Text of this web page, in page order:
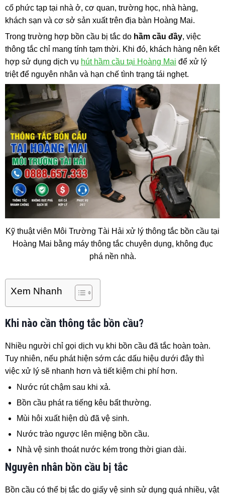
cố phức tạp tại nhà ở, cơ quan, trường học, nhà hàng,
khách sạn và cơ sở sản xuất trên địa bàn Hoàng Mai.
Trong trường hợp bồn cầu bị tắc do hầm cầu đầy, việc
thông tắc chỉ mang tính tạm thời. Khi đó, khách hàng nên kết
hợp sử dụng dịch vụ hút hầm cầu tại Hoàng Mai để xử lý
triệt để nguyên nhân và hạn chế tình trạng tái nghẹt.
Kỹ thuật viên Môi Trường Tài Hải xử lý thông tắc bồn cầu tại
Hoàng Mai bằng máy thông tắc chuyên dụng, không đục
phá nền nhà.
Xem Nhanh
Khi nào cần thông tắc bồn cầu?
Nhiều người chỉ gọi dịch vụ khi bồn cầu đã tắc hoàn toàn.
Tuy nhiên, nếu phát hiện sớm các dấu hiệu dưới đây thì
việc xử lý sẽ nhanh hơn và tiết kiệm chi phí hơn.
Nước rút chậm sau khi xả.
Bồn cầu phát ra tiếng kêu bất thường.
Mùi hôi xuất hiện dù đã vệ sinh.
Nước trào ngược lên miệng bồn cầu.
Nhà vệ sinh thoát nước kém trong thời gian dài.
Nguyên nhân bồn cầu bị tắc
Bồn cầu có thể bị tắc do giấy vệ sinh sử dụng quá nhiều, vật